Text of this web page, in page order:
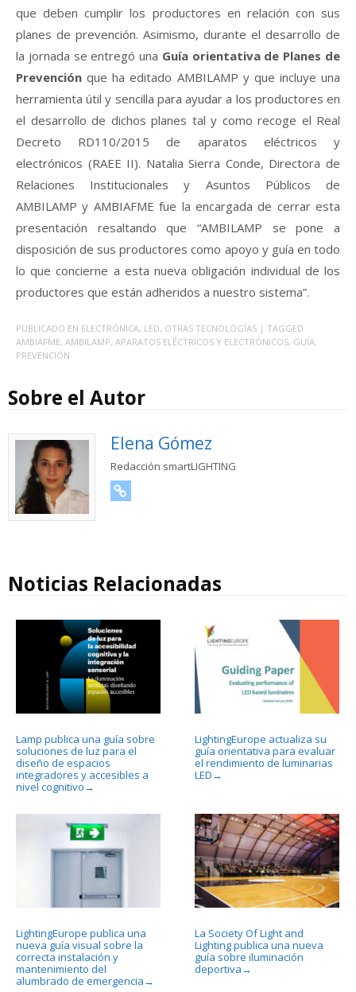
que deben cumplir los productores en relación con sus
planes de prevención. Asimismo, durante el desarrollo de
la jornada se entregó una Guía orientativa de Planes de
Prevención que ha editado AMBILAMP y que incluye una
herramienta útil y sencilla para ayudar a los productores en
el desarrollo de dichos planes tal y como recoge el Real
Decreto RD110/2015 de aparatos eléctricos y
electrónicos (RAEE II). Natalia Sierra Conde, Directora de
Relaciones Institucionales y Asuntos Públicos de
AMBILAMP y AMBIAFME fue la encargada de cerrar esta
presentación resaltando que “AMBILAMP se pone a
disposición de sus productores como apoyo y guía en todo
lo que concierne a esta nueva obligación individual de los
productores que están adheridos a nuestro sistema”.
PUBLICADO EN ELECTRÓNICA, LED, OTRAS TECNOLOGÍAS | TAGGED
AMBIAFME, AMBILAMP, APARATOS ELÉCTRICOS Y ELECTRÓNICOS, GUÍA,
PREVENCIÓN
Sobre el Autor
Elena Gómez
Redacción smartLIGHTING
Noticias Relacionadas
Lamp publica una guía sobre
soluciones de luz para el
diseño de espacios
integradores y accesibles a
nivel cognitivo →
LightingEurope actualiza su
guía orientativa para evaluar
el rendimiento de luminarias
LED →
LightingEurope publica una
nueva guía visual sobre la
correcta instalación y
mantenimiento del
alumbrado de emergencia →
La Society Of Light and
Lighting publica una nueva
guía sobre iluminación
deportiva →